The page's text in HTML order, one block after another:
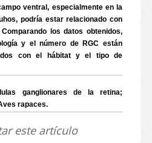
ventral, especialmente en la
podría estar relacionado con
los datos obtenidos,
y el número de RGC están
con el hábitat y el tipo de
ganglionares de la retina;
rapaces.
este artículo